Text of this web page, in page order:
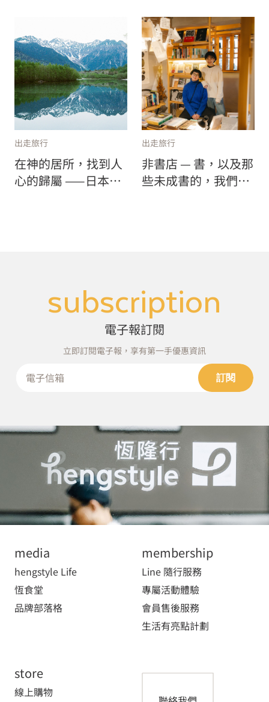
出走旅行
在神的居所，找到人
心的歸屬 ——日本長
出走旅行
非書店 — 書，以及那
些未成書的，我們都
subscription
電子報訂閱
立即訂閱電子報，享有第一手優惠資訊
訂閱
media
hengstyle Life
恆食堂
品牌部落格
membership
Line 隨行服務
專屬活動體驗
會員售後服務
生活有亮點計劃
store
線上購物